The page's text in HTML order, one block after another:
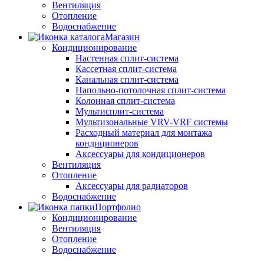
Вентиляция
Отопление
Водоснабжение
Магазин
Кондиционирование
Настенная сплит-система
Кассетная сплит-система
Канальная сплит-система
Напольно-потолочная сплит-система
Колонная сплит-система
Мультисплит-система
Мультизональные VRV-VRF системы
Расходный материал для монтажа
кондиционеров
Аксессуары для кондиционеров
Вентиляция
Отопление
Аксессуары для радиаторов
Водоснабжение
Портфолио
Кондиционирование
Вентиляция
Отопление
Водоснабжение